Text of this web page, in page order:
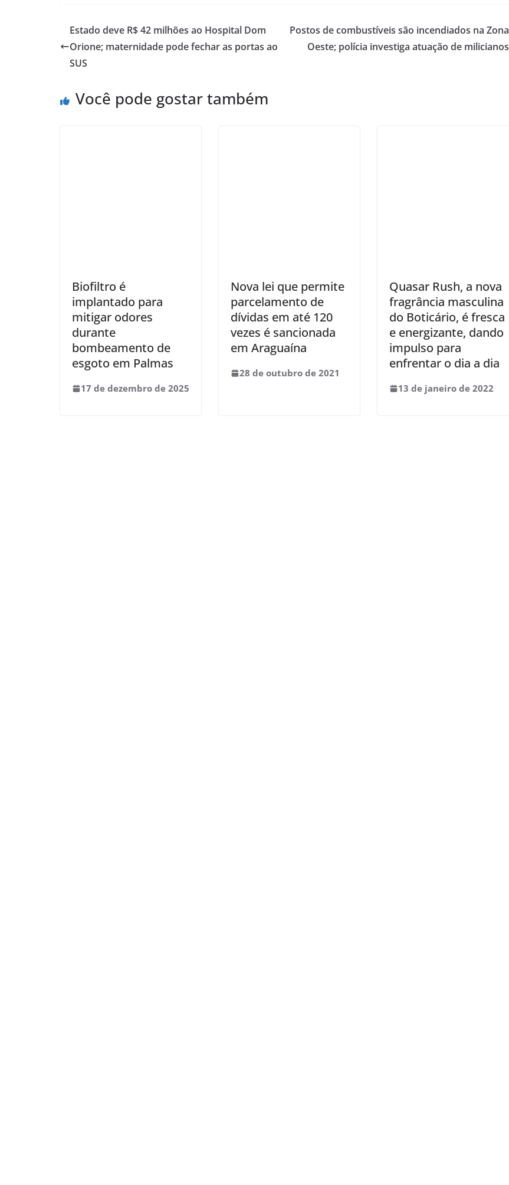
Estado deve R$ 42 milhões ao Hospital Dom
Orione; maternidade pode fechar as portas ao
SUS
Postos de combustíveis são incendiados na Zona
Oeste; polícia investiga atuação de milicianos
Você pode gostar também
Biofiltro é
implantado para
mitigar odores
durante
bombeamento de
esgoto em Palmas
17 de dezembro de 2025
Nova lei que permite
parcelamento de
dívidas em até 120
vezes é sancionada
em Araguaína
28 de outubro de 2021
Quasar Rush, a nova
fragrância masculina
do Boticário, é fresca
e energizante, dando
impulso para
enfrentar o dia a dia
13 de janeiro de 2022